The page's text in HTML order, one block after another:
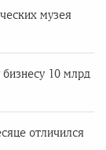
музея
10 млрд
отличился